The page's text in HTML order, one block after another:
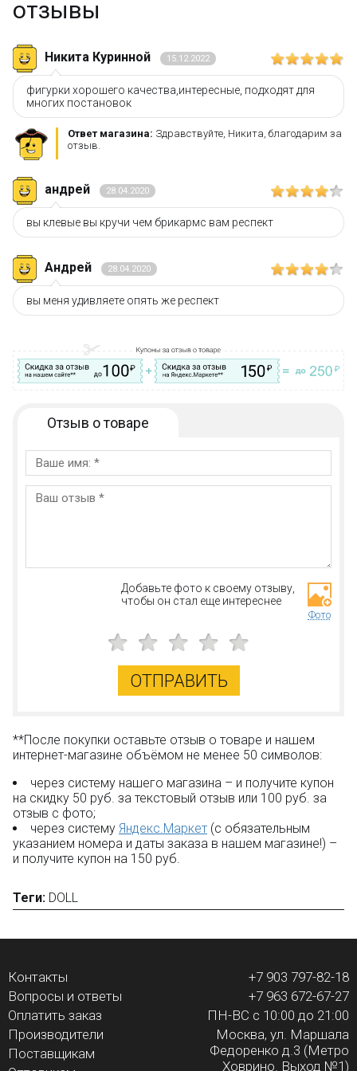
отзывы
Никита Куринной 15.12.2022
фигурки хорошего качества,интересные, подходят для
многих постановок
Ответ магазина: Здравствуйте, Никита, благодарим за
отзыв.
андрей 28.04.2020
вы клевые вы кручи чем брикармс вам респект
Андрей 28.04.2020
вы меня удивляете опять же респект
Отзыв о товаре
Добавьте фото к своему отзыву,
чтобы он стал еще интереснее
Фото
ОТПРАВИТЬ
**После покупки оставьте отзыв о товаре и нашем
интернет-магазине объёмом не менее 50 символов:
через систему нашего магазина – и получите купон
на скидку 50 руб. за текстовый отзыв или 100 руб. за
отзыв с фото;
через систему Яндекс.Маркет (с обязательным
указанием номера и даты заказа в нашем магазине!) –
и получите купон на 150 руб.
Теги: DOLL
Контакты
Вопросы и ответы
Оплатить заказ
Производители
Поставщикам
+7 903 797-82-18
+7 963 672-67-27
ПН-ВС с 10:00 до 21:00
Москва, ул. Маршала
Федоренко д.3 (Метро
Ховрино. Выход №1)